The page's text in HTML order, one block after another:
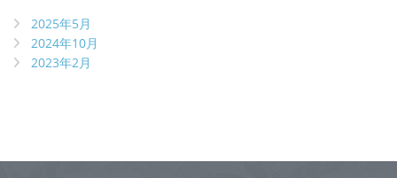
2025年5月
2024年10月
2023年2月